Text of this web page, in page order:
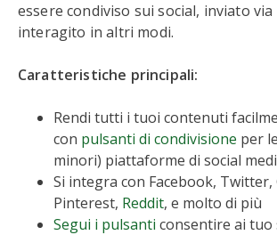
essere condiviso sui social, inviato via
interagito in altri modi.
Caratteristiche principali:
Rendi tutti i tuoi contenuti
con pulsanti di condivisione per
minori) piattaforme di social
Si integra con Facebook, Twitter,
Pinterest, Reddit, e molto di più
Segui i pulsanti consentire ai